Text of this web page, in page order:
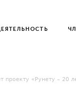
проекту «Рунету – 20